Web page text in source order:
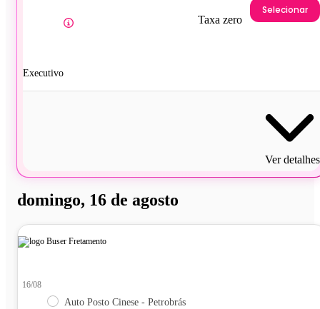
Executivo
Taxa zero
Selecionar
Ver detalhes
domingo, 16 de agosto
16/08
Auto Posto Cinese - Petrobrás